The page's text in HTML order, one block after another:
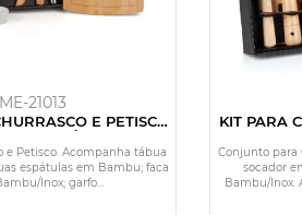
ME-21013
E PETISCO
/ INOX - 2 EM
1
e Petisco. Acompanha tábua
espátulas em Bambu; faca
Inox; garfo...
KIT PARA
Conjunto para
socador
Bambu/Inox.